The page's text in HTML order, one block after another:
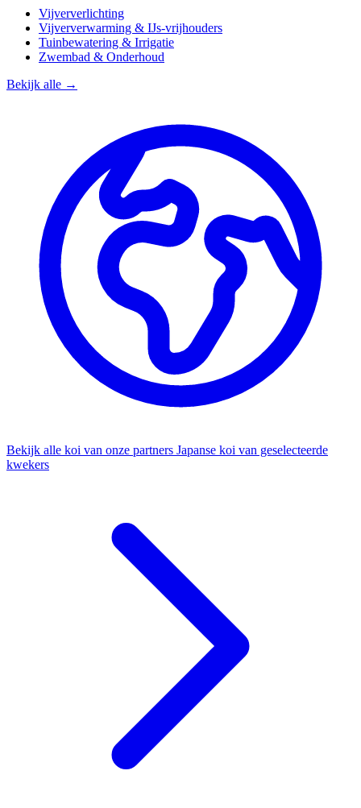
Vijververlichting
Vijververwarming & IJs-vrijhouders
Tuinbewatering & Irrigatie
Zwembad & Onderhoud
Bekijk alle →
Bekijk alle koi van onze partners Japanse koi van geselecteerde
kwekers